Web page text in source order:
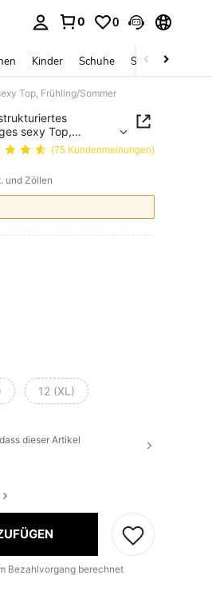
0 0
Kinder Schuhe Schmuck &
Top, Frühling/Sommer
sexy Top,
(75 Kundenmeinungen)
und Zöllen
12 (XL)
dieser Artikel
Bezahlvorgang berechnet